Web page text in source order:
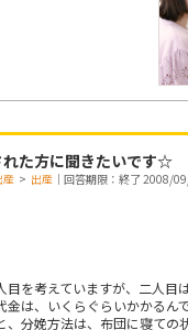
れた方に聞きたいです☆
産 > 出産 ｜回答期限：終了 2008/
目を考えていますが、二人
金は、いくらぐらいかかるん
、分娩方法は、布団に寝ての